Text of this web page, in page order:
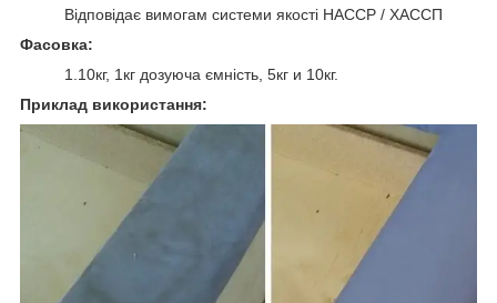
Відповідає вимогам системи якості HACCP / ХАССП
Фасовка:
1.10кг, 1кг дозуюча ємність, 5кг и 10кг.
Приклад використання: